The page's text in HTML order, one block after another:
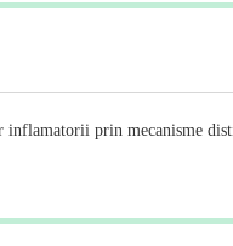
prin mecanisme